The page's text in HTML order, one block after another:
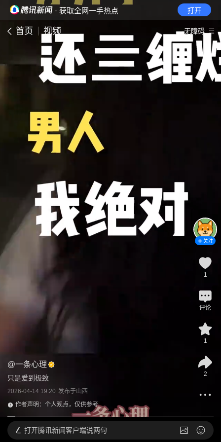
· 获取全网一手热点 打开
首页 视频 无障碍
@一条心理
只是爱到极致
2026-04-14 19:20 发布于山西
作者声明：个人观点，仅供参考
关注
1
评论
1
2
打开腾讯新闻客户端说两句